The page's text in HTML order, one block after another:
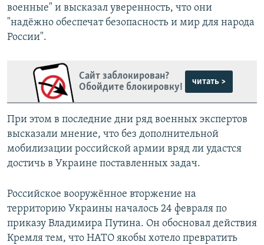
военные" и высказал уверенность, что они
"надёжно обеспечат безопасность и мир для народа
России".
Сайт заблокирован?
Обойдите блокировку!
читать >
При этом в последние дни ряд военных экспертов
высказали мнение, что без дополнительной
мобилизации российской армии вряд ли удастся
достичь в Украине поставленных задач.
Российское вооружённое вторжение на
территорию Украины началось 24 февраля по
приказу Владимира Путина. Он обосновал действия
Кремля тем, что НАТО якобы хотело превратить